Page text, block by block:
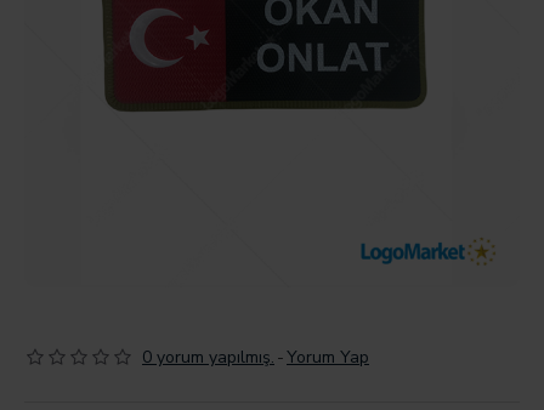
0 yorum yapılmış. -Yorum Yap